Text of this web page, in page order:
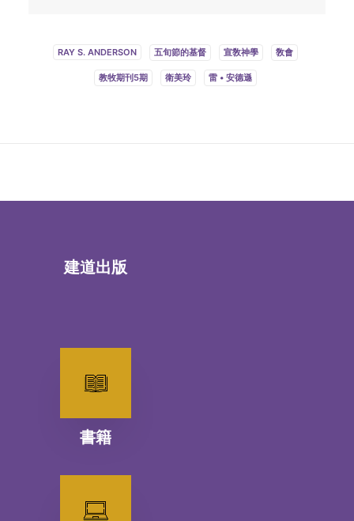
RAY S. ANDERSON 五旬節的基督 宣敎神學 敎會
教牧期刊5期 衛美玲 雷 • 安德遜
建道出版
書籍